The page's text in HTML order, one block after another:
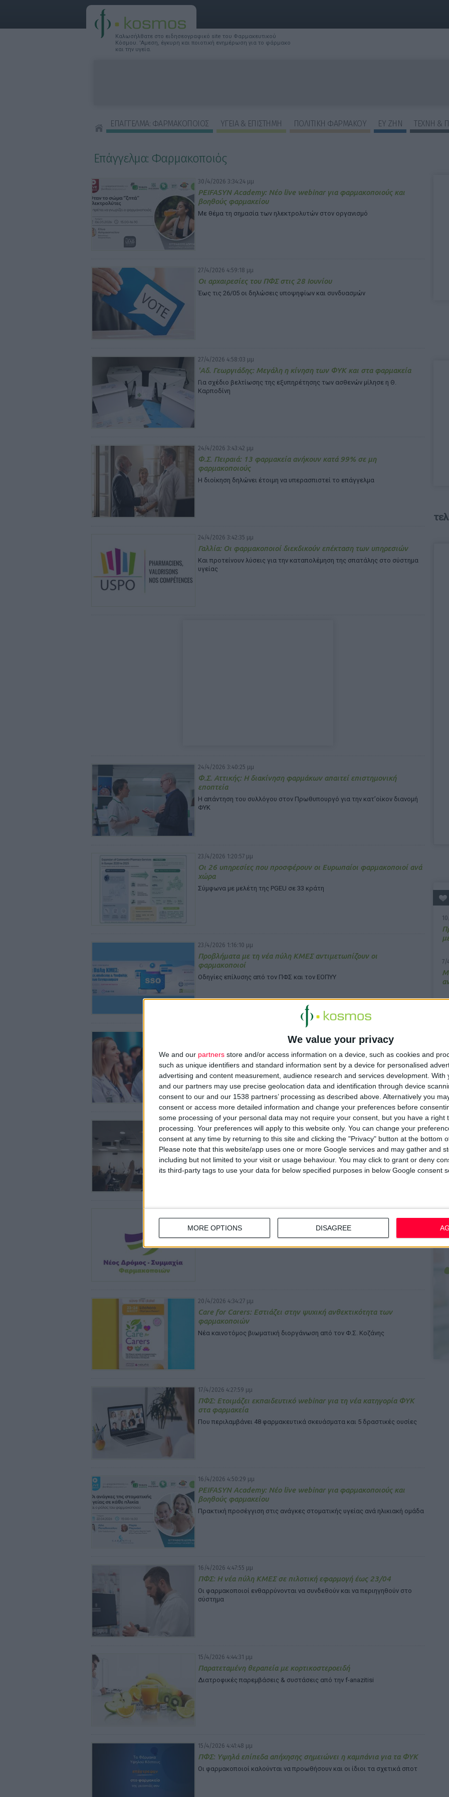
We value your privacy
We and our partners store and/or access information on a device, such as cookies and
such as unique identifiers and standard information sent by a device for personalised
advertising and content measurement, audience research and services development. With
and our partners may use precise geolocation data and identification through device
consent to our and our 1538 partners’ processing as described above. Alternatively you
consent or access more detailed information and change your preferences before
some processing of your personal data may not require your consent, but you have a right
processing. Your preferences will apply to this website only. You can change your
consent at any time by returning to this site and clicking the "Privacy" button at the bottom
Please note that this website/app uses one or more Google services and may gather and
including but not limited to your visit or usage behaviour. You may click to grant or deny
its third-party tags to use your data for below specified purposes in below Google consent
MORE OPTIONS DISAGREE
Καλωσήλθατε στο ειδησεογραφικό site του Φαρμακευτικού
Κόσμου. 'Αμεση, έγκυρη και ποιοτική ενημέρωση για το φάρμακο
και την υγεία.
ΕΠΑΓΓΕΛΜΑ: ΦΑΡΜΑΚΟΠΟΙΟΣ ΥΓΕΙΑ & ΕΠΙΣΤΗΜΗ ΠΟΛΙΤΙΚΗ ΦΑΡΜΑΚΟΥ ΕΥ ΖΗΝ
ΤΕΧΝΗ &
Επάγγελμα: Φαρμακοποιός
7/
30/4/2026 3:34:24 μμ
PEIFASYN Academy: Νέο live webinar για φαρμακοποιούς και
βοηθούς φαρμακείου
Με θέμα τη σημασία των ηλεκτρολυτών στον οργανισμό
27/4/2026 4:59:18 μμ
Οι αρχαιρεσίες του ΠΦΣ στις 28 Ιουνίου
Έως τις 26/05 οι δηλώσεις υποψηφίων και συνδυασμών
27/4/2026 4:58:03 μμ
'Αδ. Γεωργιάδης: Μεγάλη η κίνηση των ΦΥΚ και στα φαρμακεία
Για σχέδιο βελτίωσης της εξυπηρέτησης των ασθενών μίλησε η Θ.
Καρποδίνη
24/4/2026 3:43:42 μμ
Φ.Σ. Πειραιά: 13 φαρμακεία ανήκουν κατά 99% σε μη
φαρμακοποιούς
Η διοίκηση δηλώνει έτοιμη να υπερασπιστεί το επάγγελμα
24/4/2026 3:42:35 μμ
Γαλλία: Οι φαρμακοποιοί διεκδικούν επέκταση των υπηρεσιών
Και προτείνουν λύσεις για την καταπολέμηση της σπατάλης στο σύστημα
υγείας
24/4/2026 3:40:25 μμ
Φ.Σ. Αττικής: Η διακίνηση φαρμάκων απαιτεί επιστημονική
εποπτεία
Η απάντηση του συλλόγου στον Πρωθυπουργό για την κατ’οίκον διανομή
ΦΥΚ
23/4/2026 1:20:57 μμ
Οι 26 υπηρεσίες που προσφέρουν οι Ευρωπαίοι φαρμακοποιοί ανά
χώρα
Σύμφωνα με μελέτη της PGEU σε 33 κράτη
23/4/2026 1:16:10 μμ
Προβλήματα με τη νέα πύλη ΚΜΕΣ αντιμετωπίζουν οι
φαρμακοποιοί
Οδηγίες επίλυσης από τον ΠΦΣ και τον ΕΟΠΥΥ
4,1 εκατ. δολάρια στους κοινοτικούς φαρμακοποιούς της Δυτικής
Αυστραλίας
Τα παρέχει η κυβέρνηση για την εκπαίδευσή τους
21/4/2026 4:34:55 μμ
Ιδιοκτησιακό φαρμακείων: Έρχονται απεργίες αν αλλάξει το
Προεδρικό Διάταγμα
Το ψήφισμα της Γενικής Συνέλευσης του ΠΦΣ
20/4/2026 4:34:27 μμ
Care for Carers: Εστιάζει στην ψυχική ανθεκτικότητα των
φαρμακοποιών
Νέα καινοτόμος βιωματική διοργάνωση από τον Φ.Σ. Κοζάνης
17/4/2026 4:27:59 μμ
ΠΦΣ: Ετοιμάζει εκπαιδευτικό webinar για τη νέα κατηγορία ΦΥΚ
στα φαρμακεία
Που περιλαμβάνει 48 φαρμακευτικά σκευάσματα και 5 δραστικές ουσίες
16/4/2026 4:50:29 μμ
PEIFASYN Academy: Νέο live webinar για φαρμακοποιούς και
βοηθούς φαρμακείου
Πρακτική προσέγγιση στις ανάγκες στοματικής υγείας ανά ηλικιακή ομάδα
16/4/2026 4:47:55 μμ
ΠΦΣ: Η νέα πύλη ΚΜΕΣ σε πιλοτική εφαρμογή έως 23/04
Οι φαρμακοποιοί ενθαρρύνονται να συνδεθούν και να περιηγηθούν στο
σύστημα
15/4/2026 4:44:31 μμ
Παρατεταμένη θεραπεία με κορτικοστεροειδή
Διατροφικές παρεμβάσεις & συστάσεις από την f-anazitisi
15/4/2026 4:41:48 μμ
ΠΦΣ: Υψηλά επίπεδα απήχησης σημειώνει η καμπάνια για τα ΦΥΚ
Οι φαρμακοποιοί καλούνται να προωθήσουν και οι ίδιοι τα σχετικά σποτ